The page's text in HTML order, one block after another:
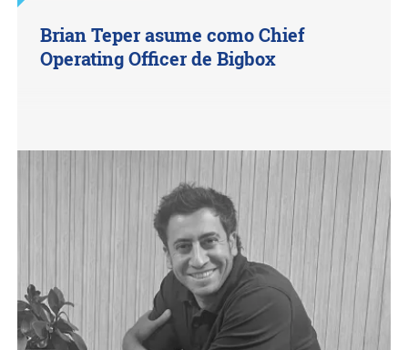
Brian Teper asume como Chief
Operating Officer de Bigbox